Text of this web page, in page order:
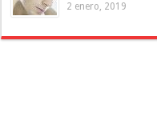
2 enero, 2019